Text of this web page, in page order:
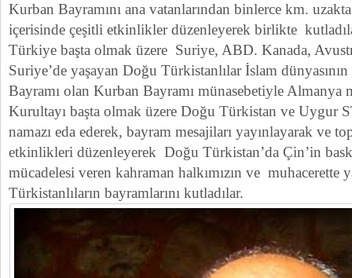
Kurban Bayramını ana vatanlarından binlerce km.
içerisinde çeşitli etkinlikler düzenleyerek birlikte
Türkiye başta olmak üzere Suriye, ABD. Kanada,
Suriye’de yaşayan Doğu Türkistanlılar İslam
Bayramı olan Kurban Bayramı münasebetiyle
Kurultayı başta olmak üzere Doğu Türkistan ve Uygur
namazı eda ederek, bayram mesajiları yayınlayarak ve
etkinlikleri düzenleyerek Doğu Türkistan’da Çin’in
mücadelesi veren kahraman halkımızın ve muhacerette
Türkistanlıların bayramlarını kutladılar.